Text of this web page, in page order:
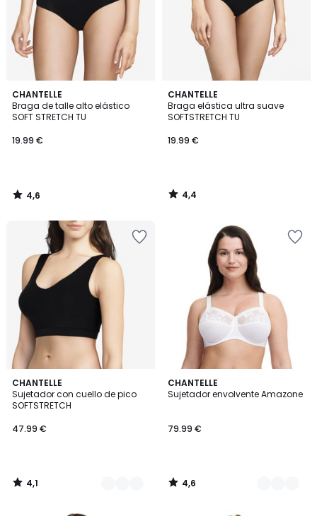
CHANTELLE
Braga de talle alto elástico
SOFT STRETCH TU
€.
19.99 €
4,6
/ 5
4,6
/
CHANTELLE
Braga elástica ultra suave
SOFTSTRETCH TU
19.99 €
4,4
/ 5
4,4
/
CHANTELLE
Sujetador con cuello de pico
SOFTSTRETCH
47.99 €
4,1
/ 5
2
Colores
4,1
/
CHANTELLE
Sujetador envolvente Amazone
79.99 €
4,6
/ 5
3
Colores
4,6
/